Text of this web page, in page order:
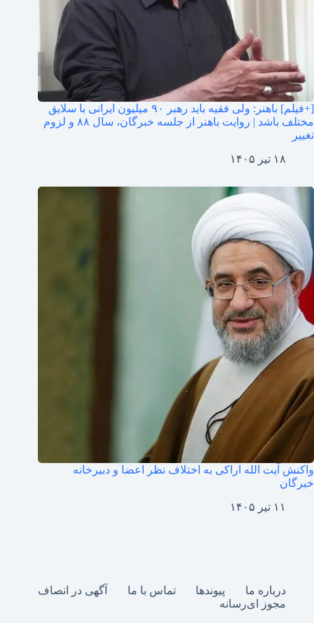
[+فیلم] باهنر: ولی فقیه باید رهبر ۹۰ میلیون ایرانی با سلایق
مختلف باشد | روایت باهنر از جلسه خبرگان، سال ۸۸ و لزوم
تغییر
۱۸ تیر ۱۴۰۵
واکنش آیت الله اراکی به اختلاف نظر اعضا و دبیرخانه
خبرگان
۱۱ تیر ۱۴۰۵
درباره ما پیوندها تماس با ما
آگهی در انصاف
مجوز ای‌رسانه